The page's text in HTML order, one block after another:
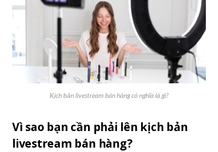
Kịch bản livestream bán hàng có nghĩa là gì?
Vì sao bạn cần phải lên kịch bản
livestream bán hàng?